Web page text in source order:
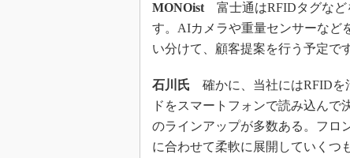
MONOist 富士通はRFIDタグなど
す。AIカメラや重量センサーなど
い分けて、顧客提案を行う予定で
石川氏 確かに、当社にはRFIDを
ドをスマートフォンで読み込んで
のラインアップが多数ある。フロ
に合わせて柔軟に展開していくつ